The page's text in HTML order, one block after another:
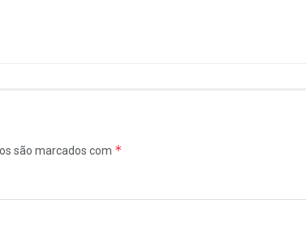
são marcados com *